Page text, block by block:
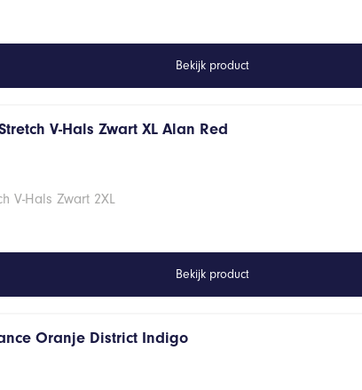
Bekijk product
V-Hals Zwart XL Alan Red
V-Hals Zwart 2XL
Bekijk product
Oranje District Indigo